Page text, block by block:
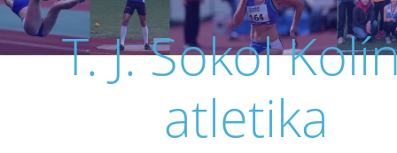
T. J. Sokol
atletika